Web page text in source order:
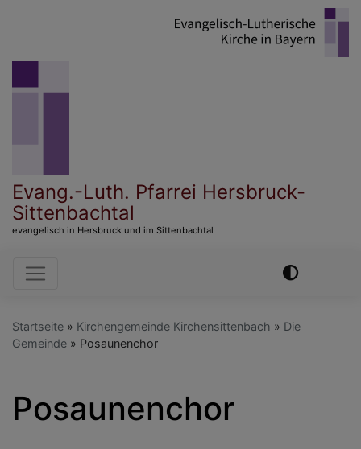
Evang.-Luth. Pfarrei Hersbruck-
Sittenbachtal
evangelisch in Hersbruck und im Sittenbachtal
Hauptnavigation
Startseite Kirchengemeinde Kirchensittenbach
Die
Gemeinde
Posaunenchor
Posaunenchor